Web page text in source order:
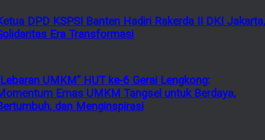
DPD KSPSI Banten Hadiri Rakerda II DKI Jakarta,
Era Transformasi
UMKM” HUT ke-6 Gerai Lengkong:
Emas UMKM Tangsel untuk Berdaya,
dan Menginspirasi